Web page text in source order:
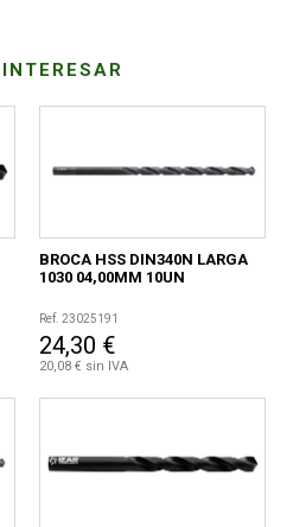
BROCA HSS DIN340N LARGA
1030 04,00MM 10UN
Ref. 23025191
24,30 €
20,08 € sin IVA